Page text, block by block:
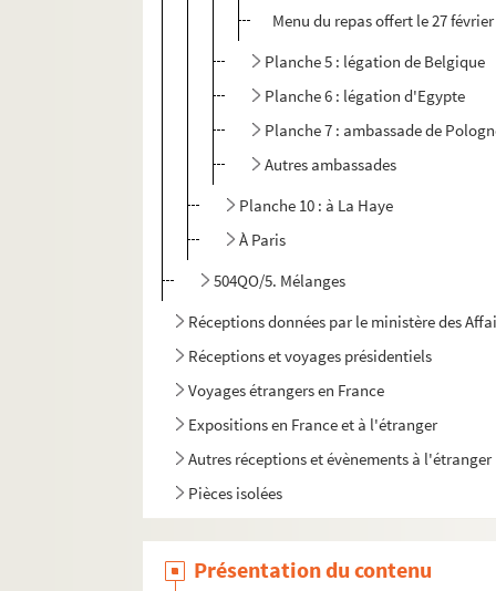
Menu du repas offert le 27
Planche 5 : légation de Belgique
Planche 6 : légation d'Egypte
Planche 7 : ambassade de
Autres ambassades
Planche 10 : à La Haye
À Paris
504QO/5. Mélanges
Réceptions données par le ministère des
Réceptions et voyages présidentiels
Voyages étrangers en France
Expositions en France et à l'étranger
Autres réceptions et évènements à l'étranger
Pièces isolées
Présentation du contenu